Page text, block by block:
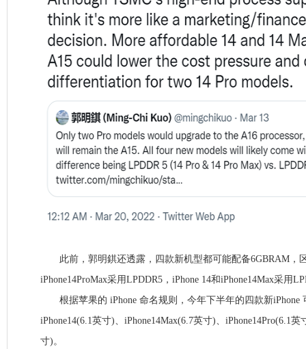
此前，郭明錤还透露，四款新机型都可能配备6GBRAM，区
iPhone14ProMax采用LPDDR5，iPhone 14和iPhone14Max采用
根据苹果的 iPhone 命名规则，今年下半年的四款新iPhone
iPhone14(6.1英寸)、iPhone14Max(6.7英寸)、iPhone14Pro(6.1英
寸)。